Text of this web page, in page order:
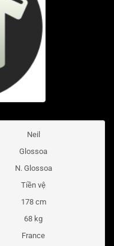
Neil
Glossoa
N. Glossoa
Tiền vệ
178 cm
68 kg
France